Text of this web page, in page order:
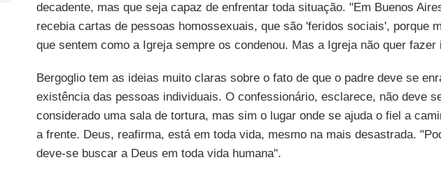
decadente, mas que seja capaz de enfrentar toda situação. "Em Buenos
recebia cartas de pessoas homossexuais, que são 'feridos sociais', porque
que sentem como a Igreja sempre os condenou. Mas a Igreja não quer fazer
Bergoglio tem as ideias muito claras sobre o fato de que o padre deve se
existência das pessoas individuais. O confessionário, esclarece, não deve
considerado uma sala de tortura, mas sim o lugar onde se ajuda o fiel a
a frente. Deus, reafirma, está em toda vida, mesmo na mais desastrada.
deve-se buscar a Deus em toda vida humana".